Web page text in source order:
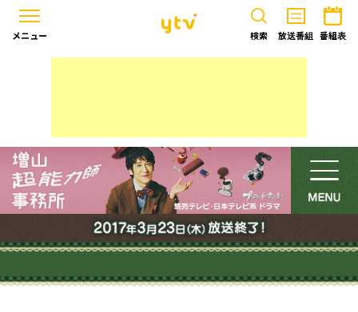
検索 放送番組 番組表
メニュー